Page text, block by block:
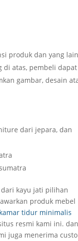
produk dan yang lain
di atas, pembeli dapat
gambar, desain
dari jepara, dan
kayu jati pilihan
produk mebel
tidur minimalis
resmi kami ini. dan
juga menerima